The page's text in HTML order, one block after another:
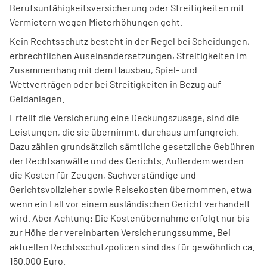
Berufsunfähigkeitsversicherung oder Streitigkeiten mit
Vermietern wegen Mieterhöhungen geht.
Kein Rechtsschutz besteht in der Regel bei Scheidungen,
erbrechtlichen Auseinandersetzungen, Streitigkeiten im
Zusammenhang mit dem Hausbau, Spiel- und
Wettverträgen oder bei Streitigkeiten in Bezug auf
Geldanlagen.
Erteilt die Versicherung eine Deckungszusage, sind die
Leistungen, die sie übernimmt, durchaus umfangreich.
Dazu zählen grundsätzlich sämtliche gesetzliche Gebühren
der Rechtsanwälte und des Gerichts. Außerdem werden
die Kosten für Zeugen, Sachverständige und
Gerichtsvollzieher sowie Reisekosten übernommen, etwa
wenn ein Fall vor einem ausländischen Gericht verhandelt
wird. Aber Achtung: Die Kostenübernahme erfolgt nur bis
zur Höhe der vereinbarten Versicherungssumme. Bei
aktuellen Rechtsschutzpolicen sind das für gewöhnlich ca.
150.000 Euro.